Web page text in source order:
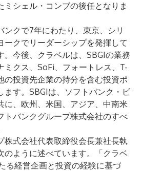
ミシェル・コンブの後任となりま
ンクで7年にわたり、東京、シリ
ークでリーダーシップを発揮して
。今後、クラベルは、SBGIの業務
ミクス、SoFi、フォートレス、T-
の投資先企業の持分を含む投資ポ
ます。SBGIは、ソフトバンク・ビ
に、欧州、米国、アジア、中南米
トバンクグループ株式会社のすべ
株式会社代表取締役会長兼社長執
のように述べています。「クラベ
る経営企画と投資の経験に基づ